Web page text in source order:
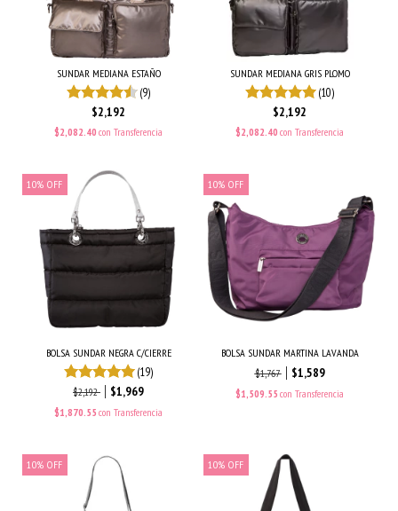
SUNDAR MEDIANA ESTAÑO
(9)
$2,192
$2,082.40 con Transferencia
SUNDAR MEDIANA GRIS PLOMO
(10)
$2,192
$2,082.40 con Transferencia
10% OFF
BOLSA SUNDAR NEGRA C/CIERRE
(19)
$2,192 $1,969
$1,870.55 con Transferencia
10% OFF
BOLSA SUNDAR MARTINA LAVANDA
$1,767
$1,589
$1,509.55 con Transferencia
10% OFF 10% OFF